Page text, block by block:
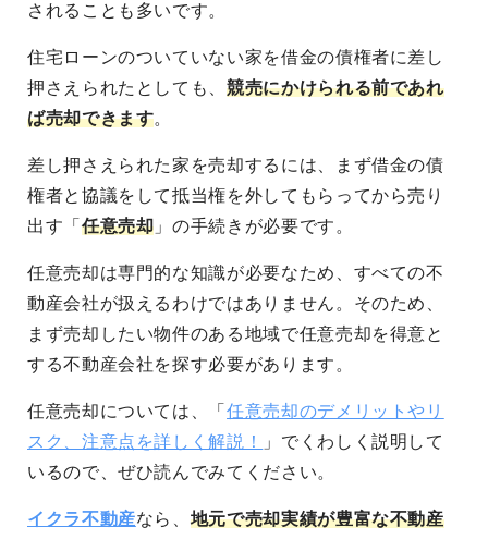
されることも多いです。
住宅ローンのついていない家を借金の債権者に差し
押さえられたとしても、競売にかけられる前であれ
ば売却できます。
差し押さえられた家を売却するには、まず借金の債
権者と協議をして抵当権を外してもらってから売り
出す「 任意売却 」の手続きが必要です。
任意売却は専門的な知識が必要なため、すべての不
動産会社が扱えるわけではありません。そのため、
まず売却したい物件のある地域で任意売却を得意と
する不動産会社を探す必要があります。
任意売却については、「任意売却のデメリットやリ
スク、注意点を詳しく解説！
」でくわしく説明して
いるので、ぜひ読んでみてください。
イクラ不動産なら、 地元で売却実績が豊富な不動産